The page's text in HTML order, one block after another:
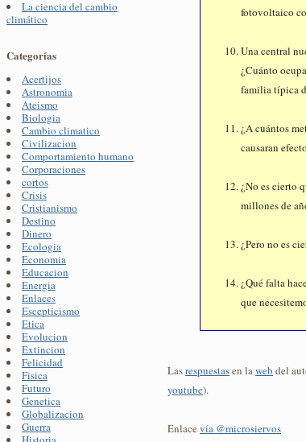
La ciencia del cambio
climático
Categorías
Acertijos
Astronomia
Ateismo
Biologia
Cambio climatico
Civilizacion
Comportamiento humano
Corporaciones
cortos
Crisis
Cristianismo
Destino
Dinero
Ecologia
Economia
Educacion
Energia
Enlaces
Escepticismo
Etica
Evolucion
Extincion
Felicidad
Fisica
Futuro
Genetica
Globalizacion
Guerra
fotovoltaico
Una central
¿Cuánto
familia típica
¿A cuántos
causaran
¿No es cierto
millones de
¿Pero no es
¿Qué falta
que
Lasrespuestasen laweb del
youtube).
Enlace vía @microsiervos